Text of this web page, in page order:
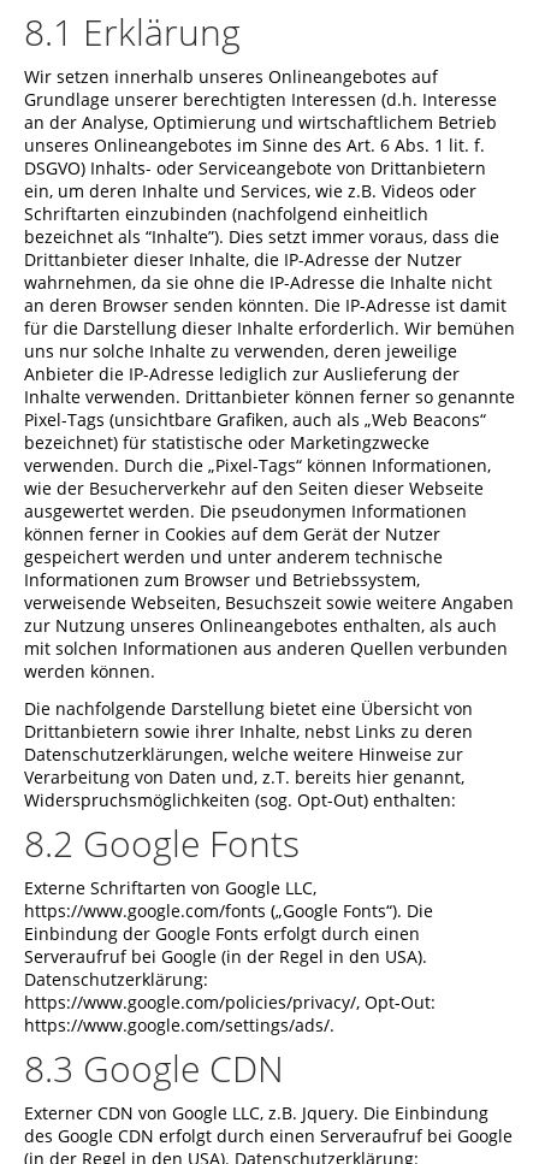
8.1 Erklärung
Wir setzen innerhalb unseres Onlineangebotes auf
Grundlage unserer berechtigten Interessen (d.h. Interesse
an der Analyse, Optimierung und wirtschaftlichem Betrieb
unseres Onlineangebotes im Sinne des Art. 6 Abs. 1 lit. f.
DSGVO) Inhalts- oder Serviceangebote von Drittanbietern
ein, um deren Inhalte und Services, wie z.B. Videos oder
Schriftarten einzubinden (nachfolgend einheitlich
bezeichnet als “Inhalte”). Dies setzt immer voraus, dass die
Drittanbieter dieser Inhalte, die IP-Adresse der Nutzer
wahrnehmen, da sie ohne die IP-Adresse die Inhalte nicht
an deren Browser senden könnten. Die IP-Adresse ist damit
für die Darstellung dieser Inhalte erforderlich. Wir bemühen
uns nur solche Inhalte zu verwenden, deren jeweilige
Anbieter die IP-Adresse lediglich zur Auslieferung der
Inhalte verwenden. Drittanbieter können ferner so genannte
Pixel-Tags (unsichtbare Grafiken, auch als „Web Beacons“
bezeichnet) für statistische oder Marketingzwecke
verwenden. Durch die „Pixel-Tags“ können Informationen,
wie der Besucherverkehr auf den Seiten dieser Webseite
ausgewertet werden. Die pseudonymen Informationen
können ferner in Cookies auf dem Gerät der Nutzer
gespeichert werden und unter anderem technische
Informationen zum Browser und Betriebssystem,
verweisende Webseiten, Besuchszeit sowie weitere Angaben
zur Nutzung unseres Onlineangebotes enthalten, als auch
mit solchen Informationen aus anderen Quellen verbunden
werden können.
Die nachfolgende Darstellung bietet eine Übersicht von
Drittanbietern sowie ihrer Inhalte, nebst Links zu deren
Datenschutzerklärungen, welche weitere Hinweise zur
Verarbeitung von Daten und, z.T. bereits hier genannt,
Widerspruchsmöglichkeiten (sog. Opt-Out) enthalten:
8.2 Google Fonts
Externe Schriftarten von Google LLC,
https://www.google.com/fonts („Google Fonts“). Die
Einbindung der Google Fonts erfolgt durch einen
Serveraufruf bei Google (in der Regel in den USA).
Datenschutzerklärung:
https://www.google.com/policies/privacy/, Opt-Out:
https://www.google.com/settings/ads/.
8.3 Google CDN
Externer CDN von Google LLC, z.B. Jquery. Die Einbindung
des Google CDN erfolgt durch einen Serveraufruf bei Google
(in der Regel in den USA). Datenschutzerklärung: